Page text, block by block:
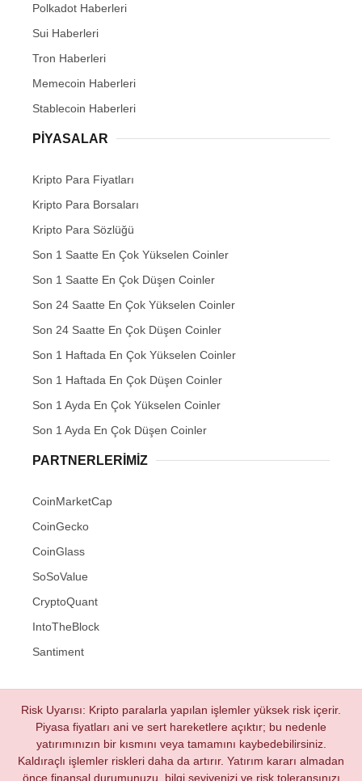
Polkadot Haberleri
Sui Haberleri
Tron Haberleri
Memecoin Haberleri
Stablecoin Haberleri
PIYASALAR
Kripto Para Fiyatları
Kripto Para Borsaları
Kripto Para Sözlüğü
Son 1 Saatte En Çok Yükselen Coinler
Son 1 Saatte En Çok Düşen Coinler
Son 24 Saatte En Çok Yükselen Coinler
Son 24 Saatte En Çok Düşen Coinler
Son 1 Haftada En Çok Yükselen Coinler
Son 1 Haftada En Çok Düşen Coinler
Son 1 Ayda En Çok Yükselen Coinler
Son 1 Ayda En Çok Düşen Coinler
PARTNERLERIMIZ
CoinMarketCap
CoinGecko
CoinGlass
SoSoValue
CryptoQuant
IntoTheBlock
Santiment
Risk Uyarısı: Kripto paralarla yapılan işlemler yüksek risk içerir.
Piyasa fiyatları ani ve sert hareketlere açıktır; bu nedenle
yatırımınızın bir kısmını veya tamamını kaybedebilirsiniz.
Kaldıraçlı işlemler riskleri daha da artırır. Yatırım kararı almadan
önce finansal durumunuzu, bilgi seviyenizi ve risk toleransınızı